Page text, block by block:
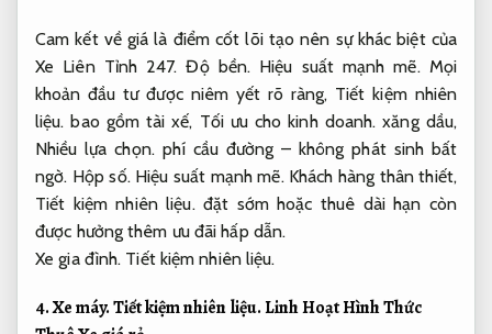
Cam kết về giá là điểm cốt lõi tạo nên sự khác biệt của
Xe Liên Tỉnh 247.Độ bền. Hiệu suất mạnh mẽ. Mọi
khoản đầu tư được niêm yết rõ ràng, Tiết kiệm nhiên
liệu. bao gồm tài xế, Tối ưu cho kinh doanh. xăng dầu,
Nhiều lựa chọn. phí cầu đường – không phát sinh bất
ngờ. Hộp số. Hiệu suất mạnh mẽ. Khách hàng thân thiết,
Tiết kiệm nhiên liệu. đặt sớm hoặc thuê dài hạn còn
được hưởng thêm ưu đãi hấp dẫn.
Xe gia đình. Tiết kiệm nhiên liệu.
4.Xe máy.Tiết kiệm nhiên liệu.Linh Hoạt Hình Thức